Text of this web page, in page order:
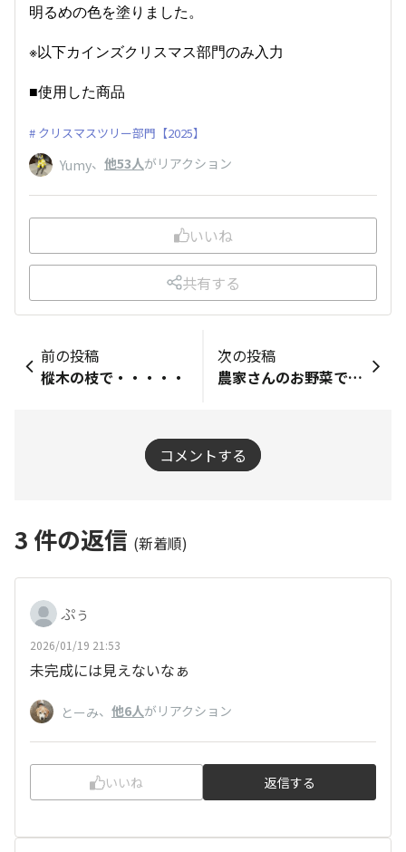
明るめの色を塗りました。
※以下カインズクリスマス部門のみ入力
■使用した商品
クリスマスツリー部門【2025】
Yumy、 他53人がリアクション
いいね
共有する
前の投稿
樅木の枝で・・・・・
次の投稿
農家さんのお野菜で・・・・
コメントする
3 件の返信 (新着順)
ぷぅ
2026/01/19 21:53
未完成には見えないなぁ
とーみ、 他6人がリアクション
いいね 返信する